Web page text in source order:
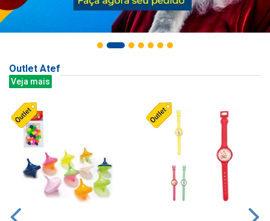
Outlet Atef
Veja mais